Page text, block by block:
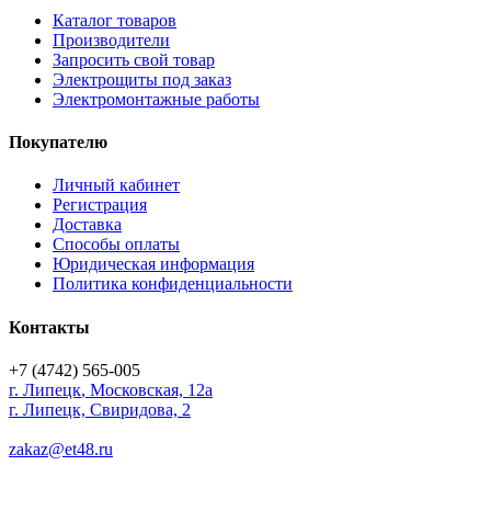
Каталог товаров
Производители
Запросить свой товар
Электрощиты под заказ
Электромонтажные работы
Покупателю
Личный кабинет
Регистрация
Доставка
Способы оплаты
Юридическая информация
Политика конфиденциальности
Контакты
+7 (4742) 565-005
г. Липецк, Московская, 12а
г. Липецк, Свиридова, 2
zakaz@et48.ru